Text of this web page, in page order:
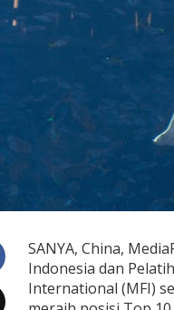
SANYA, China,
Indonesia dan
International (MFI)